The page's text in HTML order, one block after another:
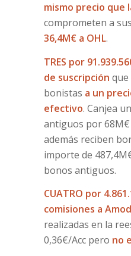
mismo precio que
comprometen a
36,4M€ a OHL.
TRES por
de suscripción que
bonistas a un
efectivo. Canjea
antiguos por 68M€
además reciben
importe de
bonos antiguos.
CUATRO por
comisiones a
realizadas en la
0,36€/Acc pero no